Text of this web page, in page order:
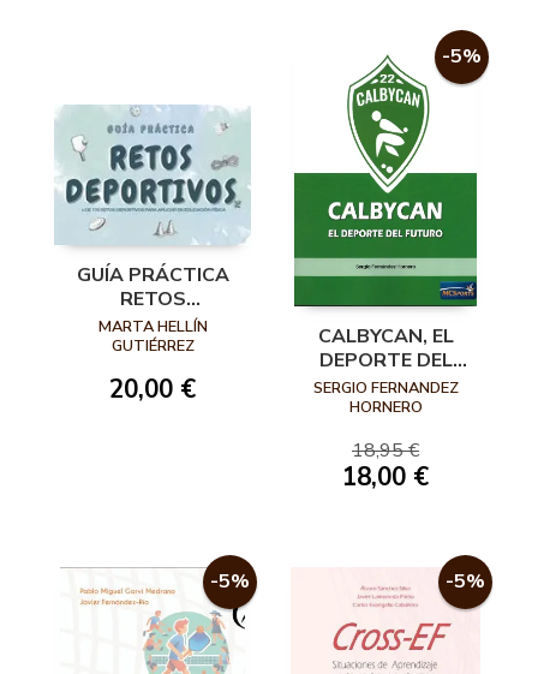
GUÍA PRÁCTICA
RETOS
DEPORTIVOS
MARTA HELLÍN
GUTIÉRREZ
20,00 €
-5%
CALBYCAN, EL
DEPORTE DEL
FUTURO
SERGIO FERNANDEZ
HORNERO
18,95 €
18,00 €
-5% -5%